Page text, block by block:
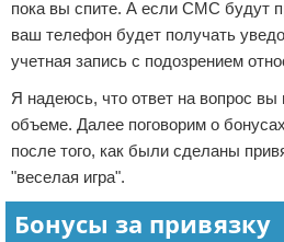
пока вы спите. А если СМС будут
ваш телефон будет получать
учетная запись с подозрением
Я надеюсь, что ответ на вопрос
объеме. Далее поговорим о
после того, как были сделаны
"веселая игра".
Бонусы за привязку